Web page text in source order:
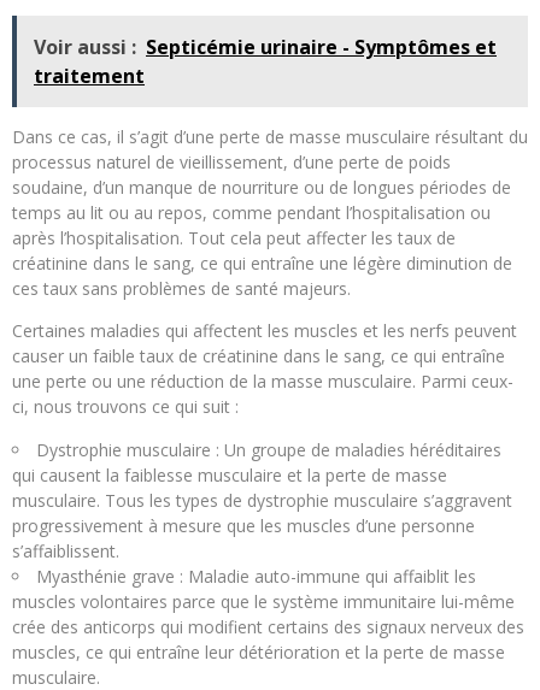
Voir aussi : Septicémie urinaire - Symptômes et
traitement
Dans ce cas, il s’agit d’une perte de masse musculaire résultant du
processus naturel de vieillissement, d’une perte de poids
soudaine, d’un manque de nourriture ou de longues périodes de
temps au lit ou au repos, comme pendant l’hospitalisation ou
après l’hospitalisation. Tout cela peut affecter les taux de
créatinine dans le sang, ce qui entraîne une légère diminution de
ces taux sans problèmes de santé majeurs.
Certaines maladies qui affectent les muscles et les nerfs peuvent
causer un faible taux de créatinine dans le sang, ce qui entraîne
une perte ou une réduction de la masse musculaire. Parmi ceux-
ci, nous trouvons ce qui suit :
Dystrophie musculaire : Un groupe de maladies héréditaires
qui causent la faiblesse musculaire et la perte de masse
musculaire. Tous les types de dystrophie musculaire s’aggravent
progressivement à mesure que les muscles d’une personne
s’affaiblissent.
Myasthénie grave : Maladie auto-immune qui affaiblit les
muscles volontaires parce que le système immunitaire lui-même
crée des anticorps qui modifient certains des signaux nerveux des
muscles, ce qui entraîne leur détérioration et la perte de masse
musculaire.